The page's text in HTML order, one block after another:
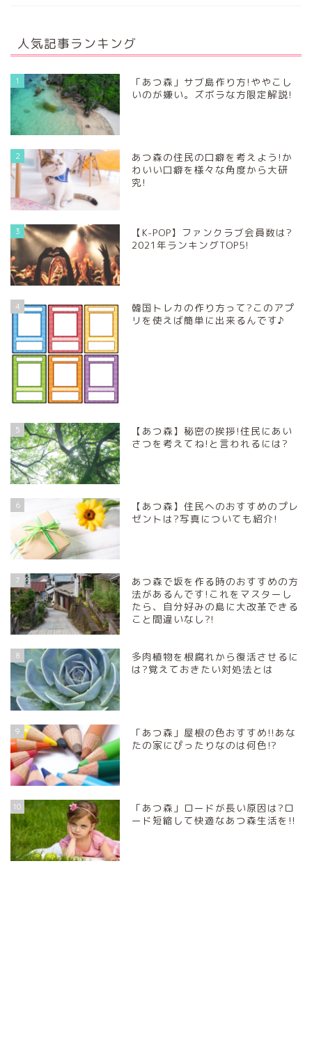
人気記事ランキング
1
「あつ森」サブ島作り方!ややこし
いのが嫌い。ズボラな方限定解説!
2
あつ森の住民の口癖を考えよう!か
わいい口癖を様々な角度から大研
究!
3
【K-POP】ファンクラブ会員数は?
2021年ランキングTOP5!
4
韓国トレカの作り方って?このアプ
リを使えば簡単に出来るんです♪
5
【あつ森】秘密の挨拶!住民にあい
さつを考えてね!と言われるには?
6
【あつ森】住民へのおすすめのプレ
ゼントは?写真についても紹介!
7
あつ森で坂を作る時のおすすめの方
法があるんです!これをマスターし
たら、自分好みの島に大改革できる
こと間違いなし?!
8
多肉植物を根腐れから復活させるに
は?覚えておきたい対処法とは
9
「あつ森」屋根の色おすすめ!!あな
たの家にぴったりなのは何色!?
10
「あつ森」ロードが長い原因は?ロ
ード短縮して快適なあつ森生活を!!